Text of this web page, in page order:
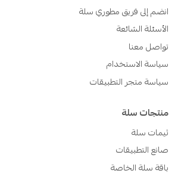
انضم إلى فريق مطوري سلة
الأسئلة الشائعة
تواصل معنا
سياسة الاستخدام
سياسة متجر التطبيقات
منتجات سلة
ثيمات سلة
صانع التطبيقات
باقة سلة الخاصة